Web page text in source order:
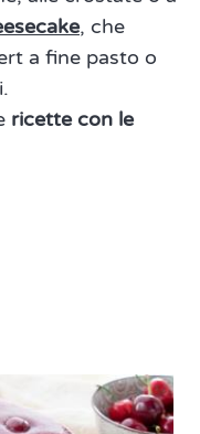
, che
a fine pasto o
ricette con le